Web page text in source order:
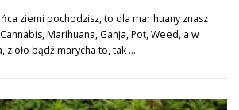
ziemi pochodzisz, to dla marihuany znasz
Marihuana, Ganja, Pot, Weed, a w
zioło bądź marycha to, tak …